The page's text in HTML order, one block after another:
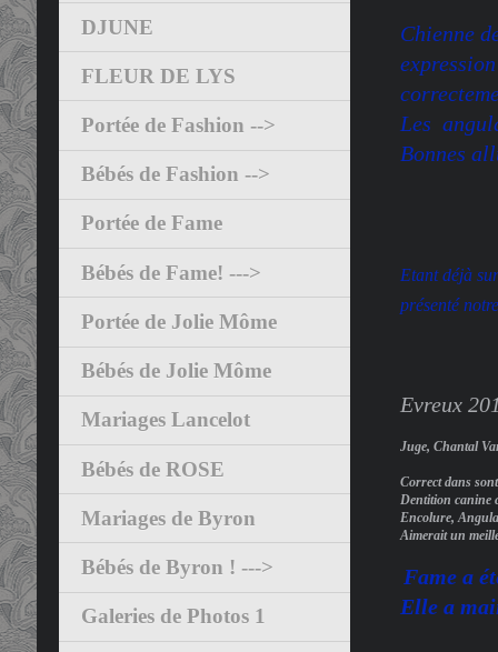
Chienne
Les
Bonnes
Etant déjà
présenté
Evreux
Juge, Chantal
Correct dans
Dentition canine
Encolure,
Aimerait un
Fame a
Elle a
DJUNE
FLEUR DE LYS
Portée de Fashion -->
Bébés de Fashion -->
Portée de Fame
Bébés de Fame! --->
Portée de Jolie Môme
Bébés de Jolie Môme
Mariages Lancelot
Bébés de ROSE
Mariages de Byron
Bébés de Byron ! --->
Galeries de Photos 1